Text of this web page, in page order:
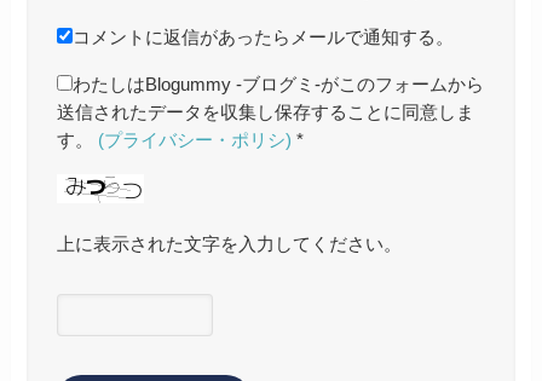
コメントに返信があったらメールで通知する。
わたしはBlogummy -ブログミ-がこのフォームから
送信されたデータを収集し保存することに同意しま
す。 (プライバシー・ポリシ) *
上に表示された文字を入力してください。